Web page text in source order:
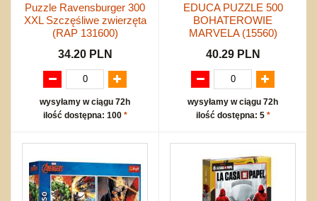
Koszty przesyłki
Regulamin
Puzzle Ravensburger 300
XXL Szczęśliwe zwierzęta
(RAP 131600)
34.20 PLN
wysyłamy w ciągu 72h
ilość dostępna: 100 *
EDUCA PUZZLE 500
BOHATEROWIE
MARVELA (15560)
40.29 PLN
wysyłamy w ciągu 72h
ilość dostępna: 5 *